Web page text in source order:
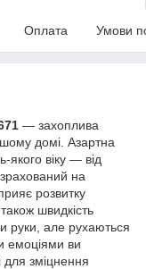
Оплата Умови
— захоплива
домі. Азартна
віку — від
на
розвитку
швидкість
руки, але рухаються
емоціями ви
для зміцнення